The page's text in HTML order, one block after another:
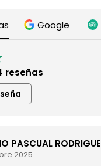
Google
reseñas
RODRIGUEZ